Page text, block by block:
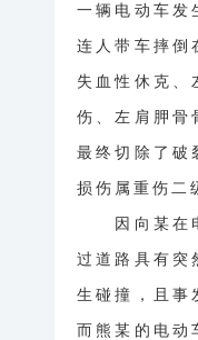
一辆电动车发
连人带车摔倒
失血性休克、
伤、左肩胛骨
最终切除了破
损伤属重伤二
因向某在电
过道路具有突
生碰撞，且事
而熊某的电动